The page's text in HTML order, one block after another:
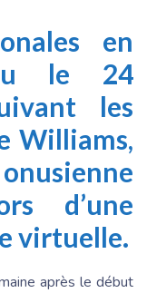
en
le 24
les
Williams,
d’une
virtuelle.
après le début